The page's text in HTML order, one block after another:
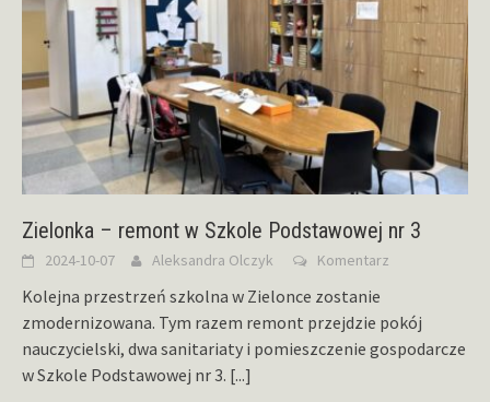
Zielonka – remont w Szkole Podstawowej nr 3
2024-10-07 Aleksandra Olczyk Komentarz
Kolejna przestrzeń szkolna w Zielonce zostanie
zmodernizowana. Tym razem remont przejdzie pokój
nauczycielski, dwa sanitariaty i pomieszczenie gospodarcze
w Szkole Podstawowej nr 3. [...]